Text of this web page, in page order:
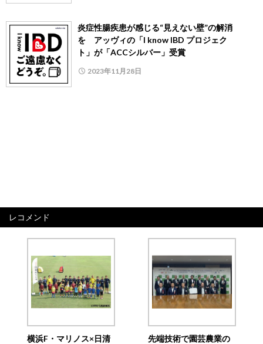
炎症性腸疾患が感じる“見えない壁”の解消
を アッヴィの「I know IBD プロジェク
ト」が「ACCシルバー」受賞
2023年11月28日
レコメンド
横浜F・マリノス×日清
先端技術で園芸農業の